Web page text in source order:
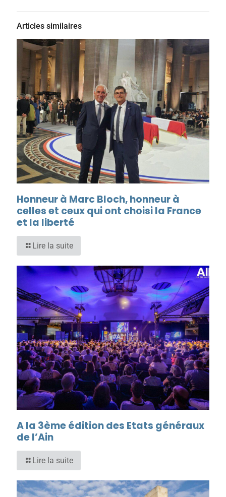
Articles similaires
Honneur à Marc Bloch, honneur à
celles et ceux qui ont choisi la France
et la liberté
Lire la suite
A la 3ème édition des Etats généraux
de l’Ain
Lire la suite